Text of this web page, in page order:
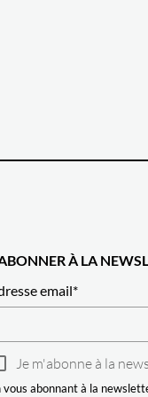
À LA
email*
Je m'abonne à la
vous abonnant à la